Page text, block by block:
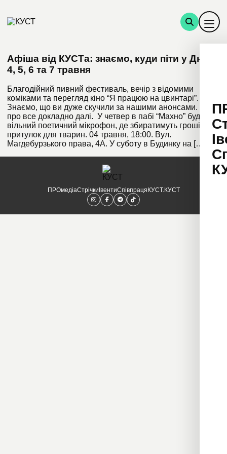
Афіша від КУСТа: знаємо, куди піти у Дніпрі
4, 5, 6 та 7 травня
Благодійний пивний фестиваль, вечір з відомими
коміками та перегляд кіно “Я працюю на цвинтарі”.
Знаємо, що ви дуже скучили за нашими анонсами. Тож
про все докладно далі. У четвер в пабі “Махно” буде
вільний поетичний мікрофон, де збиратимуть гроші на
притулок для тварин. 04 травня, 18:00. Вул.
Магдебурзького права, 4А. У суботу в Будинку на […]
ПРОмедіаСтрічки ІвентиСпівпраця КУСТ.КУСТ